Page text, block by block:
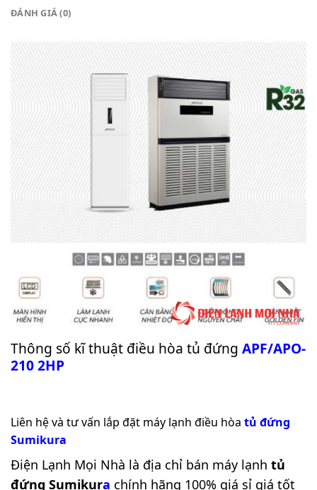
ĐÁNH GIÁ (0)
Thông số kĩ thuật điều hòa tủ đứng APF/APO-
210 2HP
Liên hệ và tư vấn lắp đặt máy lạnh điều hòa tủ đứng
Sumikura
Điện Lạnh Mọi Nhà là địa chỉ bán máy lạnh tủ
đứng Sumikura chính hãng 100% giá sỉ giá tốt